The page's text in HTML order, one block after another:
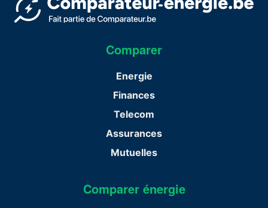
Comparer
Energie
Finances
Telecom
Assurances
Mutuelles
Comparer énergie